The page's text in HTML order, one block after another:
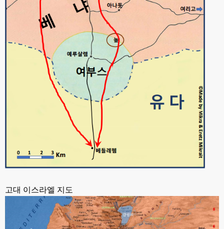
고대 이스라엘 지도